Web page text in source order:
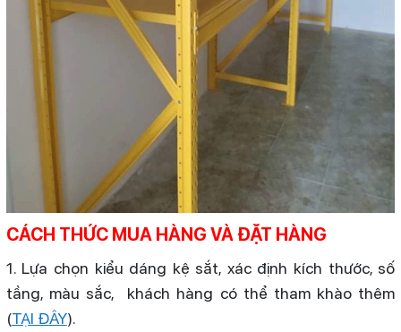
CÁCH THỨC MUA HÀNG VÀ ĐẶT HÀNG
1. Lựa chọn kiểu dáng kệ sắt, xác định kích thước, số
tầng, màu sắc, khách hàng có thể tham khào thêm
(TẠI ĐÂY).